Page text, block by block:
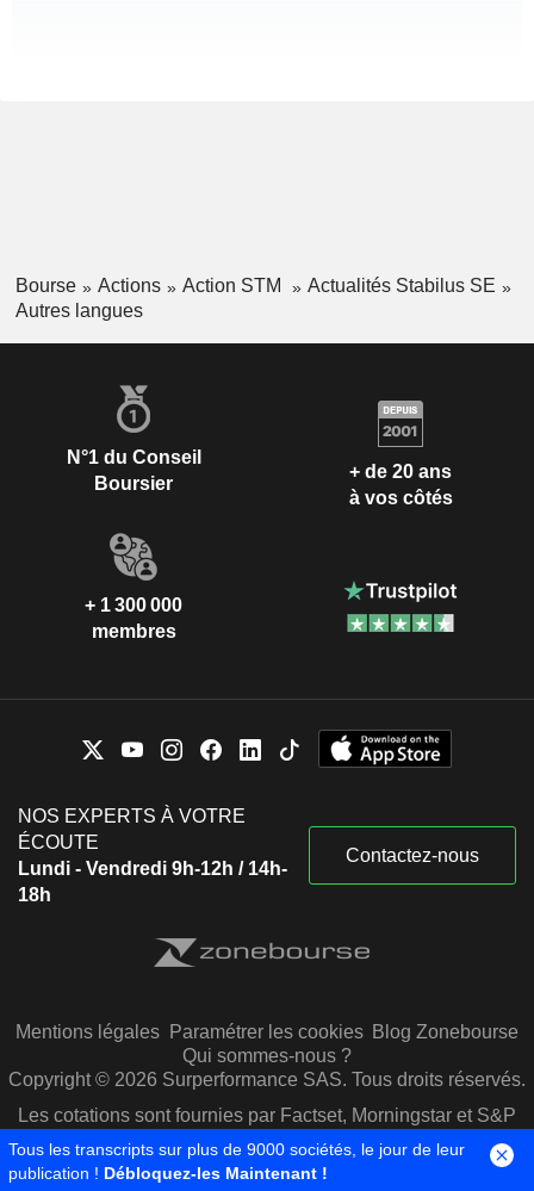
Bourse Actions Action STM
Actualités Stabilus SE
Autres langues
N°1 du Conseil
Boursier
+ de 20 ans
à vos côtés
+ 1 300 000
membres
NOS EXPERTS À VOTRE
ÉCOUTE
Lundi - Vendredi 9h-12h / 14h-
18h
Contactez-nous
Mentions légales Paramétrer les cookies Blog Zonebourse
Qui sommes-nous ?
Copyright © 2026 Surperformance SAS. Tous droits réservés.
Les cotations sont fournies par Factset, Morningstar et S&P
Capital IQ
Tous les transcripts sur plus de 9000 sociétés, le jour de leur
publication ! Débloquez-les Maintenant !